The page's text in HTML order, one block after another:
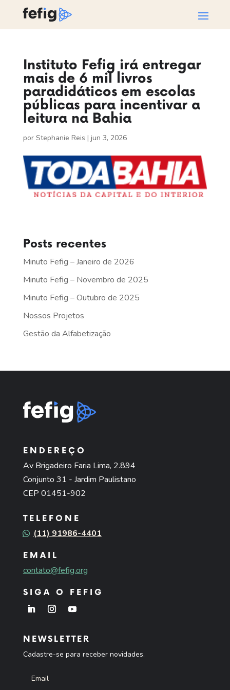
Instituto Fefig irá entregar
mais de 6 mil livros
paradidáticos em escolas
públicas para incentivar a
leitura na Bahia
por Stephanie Reis | jun 3, 2026
Posts recentes
Minuto Fefig – Janeiro de 2026
Minuto Fefig – Novembro de 2025
Minuto Fefig – Outubro de 2025
Nossos Projetos
Gestão da Alfabetização
ENDEREÇO
Av Brigadeiro Faria Lima, 2.894
Conjunto 31 - Jardim Paulistano
CEP 01451-902
TELEFONE
(11) 91986-4401
EMAIL
contato@fefig.org
SIGA O FEFIG
NEWSLETTER
Cadastre-se para receber novidades.